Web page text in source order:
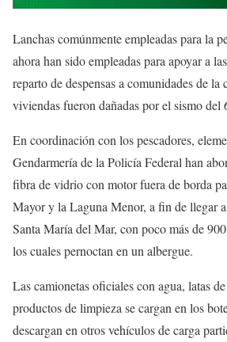
Lanchas comúnmente empleadas para la
ahora han sido empleadas para apoyar a
reparto de despensas a comunidades de la
viviendas fueron dañadas por el sismo del
En coordinación con los pescadores,
Gendarmería de la Policía Federal han
fibra de vidrio con motor fuera de borda
Mayor y la Laguna Menor, a fin de llegar
Santa María del Mar, con poco más de
los cuales pernoctan en un albergue.
Las camionetas oficiales con agua, latas
productos de limpieza se cargan en los
descargan en otros vehículos de carga